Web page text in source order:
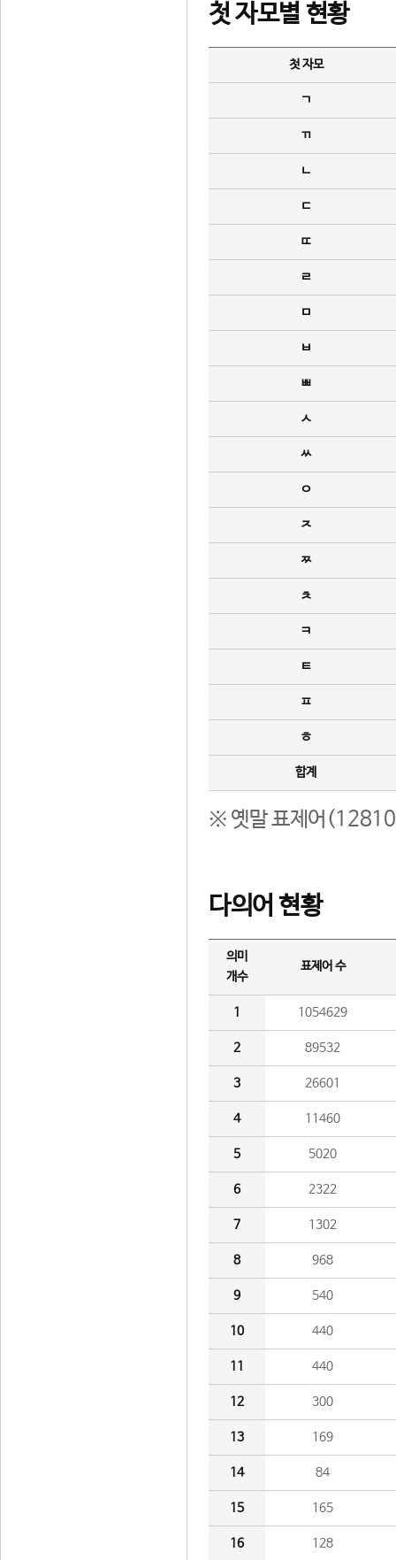
첫 자모별 현황
첫 자모
ㄱ
ㄲ
ㄴ
ㄷ
ㄸ
ㄹ
ㅁ
ㅂ
ㅃ
ㅅ
ㅆ
ㅇ
ㅈ
ㅉ
ㅊ
ㅋ
ㅌ
ㅍ
ㅎ
합계
※ 옛말 표제어(12810
다의어 현황
의미
개수
표제어 수
1 1054629
2 89532
3 26601
4 11460
5 5020
6 2322
7 1302
8 968
9 540
10 440
11 440
12 300
13 169
14 84
15 165
16 128